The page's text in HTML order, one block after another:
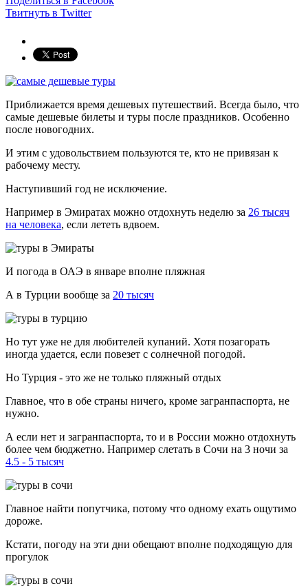
Твитнуть в Twitter
Приближается время дешевых путешествий. Всегда было, что
самые дешевые билеты и туры после праздников. Особенно
после новогодних.
И этим с удовольствием пользуются те, кто не привязан к
рабочему месту.
Наступивший год не исключение.
Например в Эмиратах можно отдохнуть неделю за 26 тысяч
на человека, если лететь вдвоем.
И погода в ОАЭ в январе вполне пляжная
А в Турции вообще за 20 тысяч
Но тут уже не для любителей купаний. Хотя позагорать
иногда удается, если повезет с солнечной погодой.
Но Турция - это же не только пляжный отдых
Главное, что в обе страны ничего, кроме загранпаспорта, не
нужно.
А если нет и загранпаспорта, то и в России можно отдохнуть
более чем бюджетно. Например слетать в Сочи на 3 ночи за
4.5 - 5 тысяч
Главное найти попутчика, потому что одному ехать ощутимо
дороже.
Кстати, погоду на эти дни обещают вполне подходящую для
прогулок